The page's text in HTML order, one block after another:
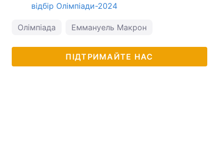
відбір Олімпіади-2024
Олімпіада Еммануель Макрон
ПІДТРИМАЙТЕ НАС